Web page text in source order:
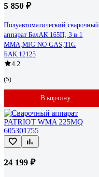
5 850 ₽
Полуавтоматический сварочный
аппарат БелАК 165П, 3 в 1
MMA,MIG NO GAS,TIG
БАК.12125
4.2
(5)
В корзину
24 199 ₽